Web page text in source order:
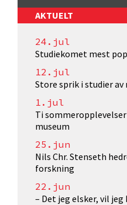
AKTUELT
24.jul
Studiekomet mest
12.jul
Store sprik i studier av
1.jul
Ti
museum
25.jun
Nils Chr. Stenseth
forskning
22.jun
– Det jeg elsker, vil